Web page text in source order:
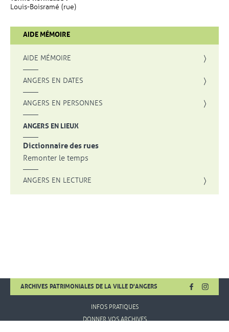
Louis-Boisramé (rue)
AIDE MÉMOIRE
AIDE MÉMOIRE
ANGERS EN DATES
ANGERS EN PERSONNES
ANGERS EN LIEUX
Dictionnaire des rues
Remonter le temps
ANGERS EN LECTURE
ARCHIVES PATRIMONIALES DE LA VILLE D'ANGERS FACEBOOK
, OUVRE
,
INFOS PRATIQUES
DONNER VOS ARCHIVES